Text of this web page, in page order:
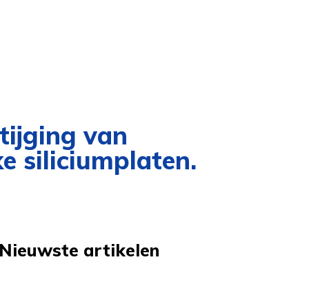
van
siliciumplaten.
Nieuwste artikelen